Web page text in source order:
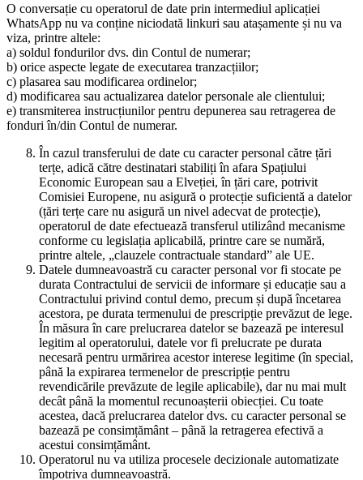
O conversație cu operatorul de date prin intermediul aplicației
WhatsApp nu va conține niciodată linkuri sau atașamente și nu va
viza, printre altele:
a) soldul fondurilor dvs. din Contul de numerar;
b) orice aspecte legate de executarea tranzacțiilor;
c) plasarea sau modificarea ordinelor;
d) modificarea sau actualizarea datelor personale ale clientului;
e) transmiterea instrucțiunilor pentru depunerea sau retragerea de
fonduri în/din Contul de numerar.
În cazul transferului de date cu caracter personal către țări
terțe, adică către destinatari stabiliți în afara Spațiului
Economic European sau a Elveției, în țări care, potrivit
Comisiei Europene, nu asigură o protecție suficientă a datelor
(țări terțe care nu asigură un nivel adecvat de protecție),
operatorul de date efectuează transferul utilizând mecanisme
conforme cu legislația aplicabilă, printre care se numără,
printre altele, „clauzele contractuale standard” ale UE.
Datele dumneavoastră cu caracter personal vor fi stocate pe
durata Contractului de servicii de informare și educație sau a
Contractului privind contul demo, precum și după încetarea
acestora, pe durata termenului de prescripție prevăzut de lege.
În măsura în care prelucrarea datelor se bazează pe interesul
legitim al operatorului, datele vor fi prelucrate pe durata
necesară pentru urmărirea acestor interese legitime (în special,
până la expirarea termenelor de prescripție pentru
revendicările prevăzute de legile aplicabile), dar nu mai mult
decât până la momentul recunoașterii obiecției. Cu toate
acestea, dacă prelucrarea datelor dvs. cu caracter personal se
bazează pe consimțământ – până la retragerea efectivă a
acestui consimțământ.
Operatorul nu va utiliza procesele decizionale automatizate
împotriva dumneavoastră.